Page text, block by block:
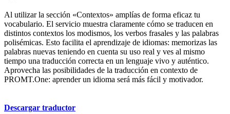
Al utilizar la sección «Contextos» amplías de forma eficaz tu
vocabulario. El servicio muestra claramente cómo se traducen en
distintos contextos los modismos, los verbos frasales y las palabras
polisémicas. Esto facilita el aprendizaje de idiomas: memorizas las
palabras nuevas teniendo en cuenta su uso real y ves al mismo
tiempo una traducción correcta en un lenguaje vivo y auténtico.
Aprovecha las posibilidades de la traducción en contexto de
PROMT.One: aprender un idioma será más fácil y motivador.
Descargar traductor